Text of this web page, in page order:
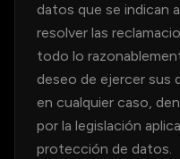
datos que se indican
resolver las
todo lo
deseo de ejercer sus
en cualquier caso,
por la legislación
protección de datos.